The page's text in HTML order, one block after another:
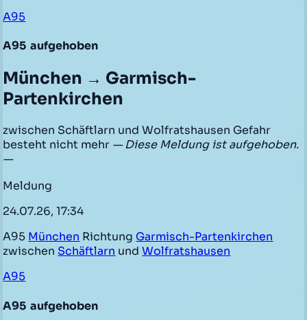
A95
A95 aufgehoben
München → Garmisch-
Partenkirchen
zwischen Schäftlarn und Wolfratshausen Gefahr
besteht nicht mehr — Diese Meldung ist aufgehoben.
—
Meldung
24.07.26, 17:34
A95 München Richtung Garmisch-Partenkirchen
zwischen Schäftlarn undWolfratshausen
A95
A95 aufgehoben